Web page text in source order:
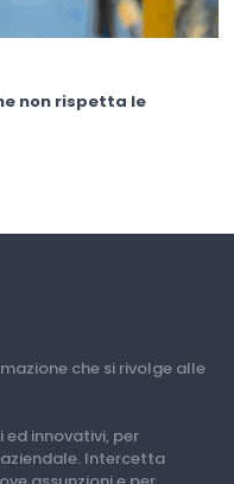
non rispetta le
che si rivolge alle
ed innovativi, per
Intercetta